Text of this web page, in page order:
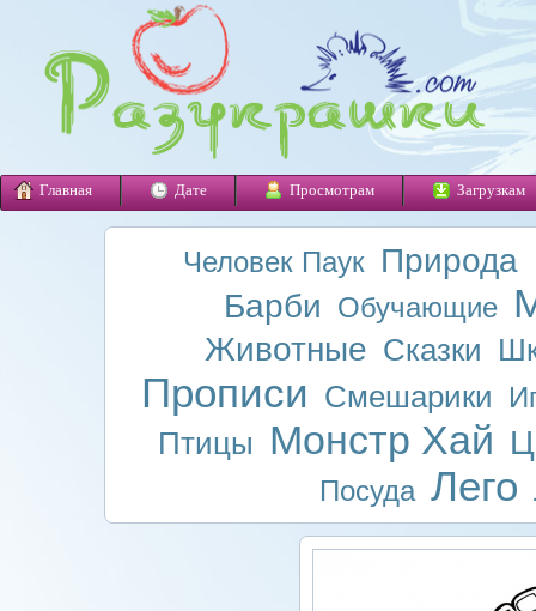
Главная Дате Просмотрам Загрузкам
Человек Паук Природа
Барби Обучающие
Животные Сказки
Прописи Смешарики
Птицы Монстр Хай
Посуда Лего